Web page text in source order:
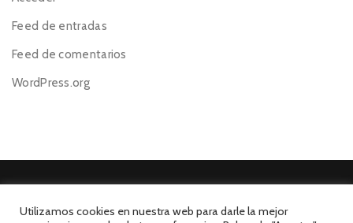
Feed de entradas
Feed de comentarios
WordPress.org
Utilizamos cookies en nuestra web para darle la mejor